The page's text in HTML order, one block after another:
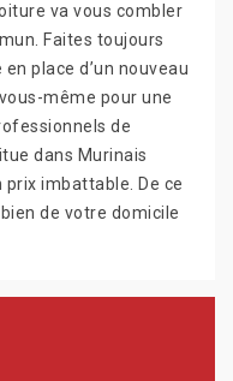
va vous combler
Faites toujours
place d’un nouveau
même pour une
de
dans Murinais
imbattable. De ce
de votre domicile